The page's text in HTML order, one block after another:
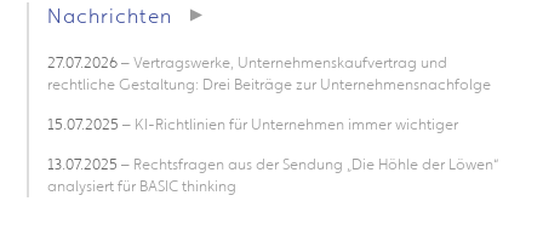
Nachrichten
27.07.2026– Vertragswerke, Unternehmenskaufvertrag und
rechtliche Gestaltung: Drei Beiträge zur Unternehmensnachfolge
15.07.2025 – KI-Richtlinien für Unternehmen immer wichtiger
13.07.2025 – Rechtsfragen aus der Sendung „Die Höhle der Löwen“
analysiert für BASIC thinking